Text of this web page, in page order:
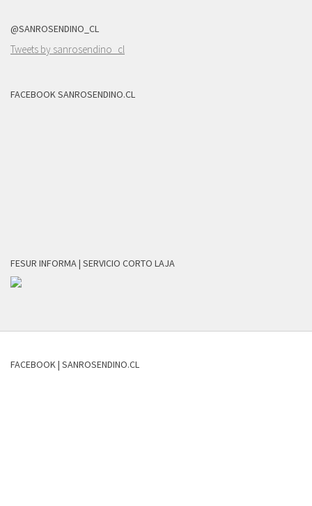
@SANROSENDINO_CL
Tweets by sanrosendino_cl
FACEBOOK SANROSENDINO.CL
FESUR INFORMA | SERVICIO CORTO LAJA
FACEBOOK | SANROSENDINO.CL